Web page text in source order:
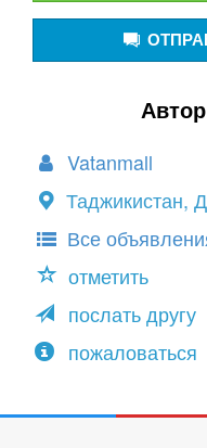
Vatanmall
Таджикистан,
Все
отметить
послать другу
пожаловаться